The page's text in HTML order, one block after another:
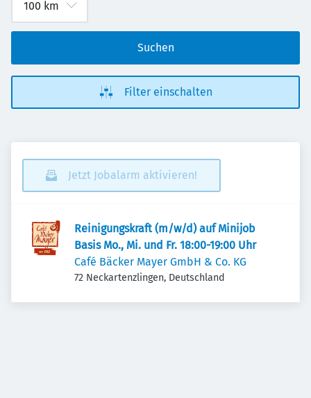
Suchen
Filter einschalten
Jetzt Jobalarm aktivieren!
Reinigungskraft (m/w/d) auf Minijob
Basis Mo., Mi. und Fr. 18:00-19:00 Uhr
Café Bäcker Mayer GmbH & Co. KG
72 Neckartenzlingen, Deutschland